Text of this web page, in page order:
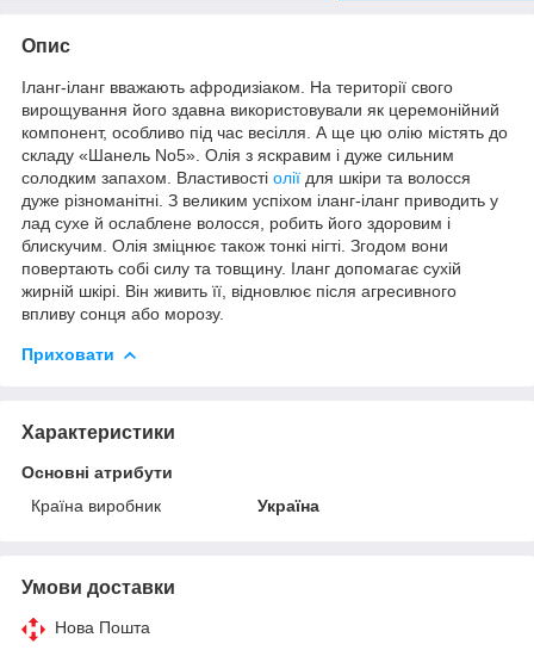
Опис
Іланг-іланг вважають афродизіаком. На території свого
вирощування його здавна використовували як церемонійний
компонент, особливо під час весілля. А ще цю олію містять до
складу «Шанель No5». Олія з яскравим і дуже сильним
солодким запахом. Властивості олії для шкіри та волосся
дуже різноманітні. З великим успіхом іланг-іланг приводить у
лад сухе й ослаблене волосся, робить його здоровим і
блискучим. Олія зміцнює також тонкі нігті. Згодом вони
повертають собі силу та товщину. Іланг допомагає сухій
жирній шкірі. Він живить її, відновлює після агресивного
впливу сонця або морозу.
Приховати
Характеристики
Основні атрибути
Країна виробник
Україна
Умови доставки
Нова Пошта